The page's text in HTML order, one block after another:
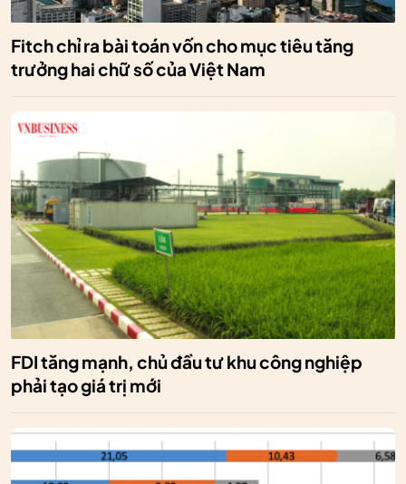
Fitch chỉ ra bài toán vốn cho mục tiêu tăng
trưởng hai chữ số của Việt Nam
FDI tăng mạnh, chủ đầu tư khu công nghiệp
phải tạo giá trị mới